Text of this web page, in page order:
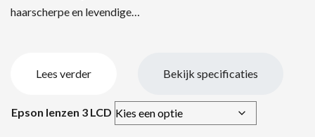
haarscherpe en levendige…
Lees verder Bekijk specificaties
Epson lenzen 3 LCD